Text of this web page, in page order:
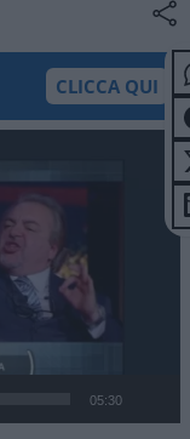
CLICCA QUI
05:30